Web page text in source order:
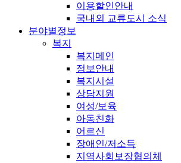
이용할인안내
국내외 교류도시 소식
분야별정보
복지
복지메인
정보안내
복지시설
상담지원
여성/보육
아동친화
어르신
장애인/저소득
지역사회보장협의체